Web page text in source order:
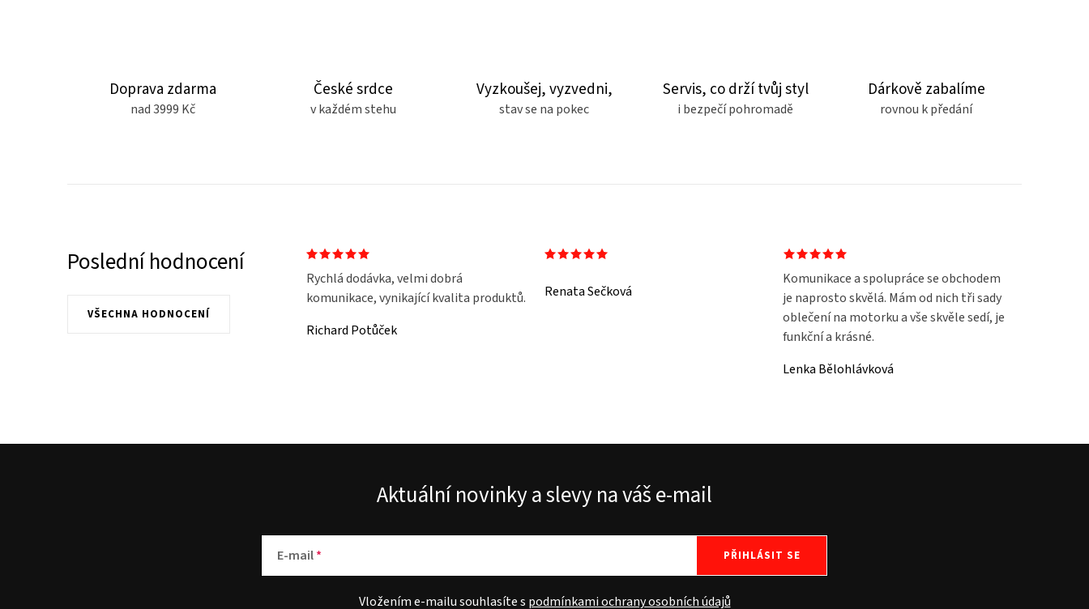
Doprava zdarma
nad 3999 Kč
České srdce
v každém stehu
Vyzkoušej, vyzvedni,
stav se na pokec
Servis, co drží tvůj styl
i bezpečí pohromadě
Dárkově zabalíme
rovnou k předání
Poslední hodnocení
VŠECHNA HODNOCENÍ
Rychlá dodávka, velmi dobrá
komunikace, vynikající kvalita produktů.
Richard Potůček
Renata Sečková
Komunikace a spolupráce se obchodem
je naprosto skvělá. Mám od nich tři sady
oblečení na motorku a vše skvěle sedí, je
funkční a krásné.
Lenka Bělohlávková
Aktuální novinky a slevy na váš e-mail
E-mail
Vložením e-mailu souhlasíte s podmínkami ochrany osobních údajů
PŘIHLÁSIT SE